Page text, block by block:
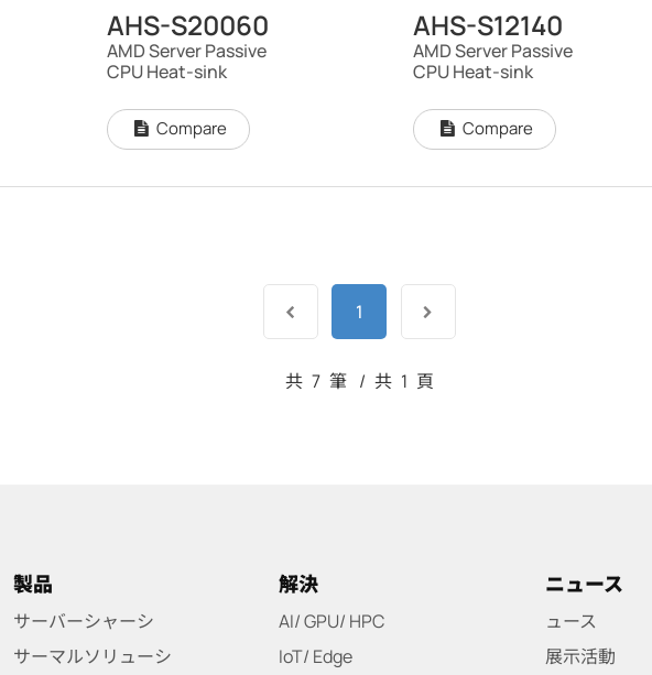
AHS-S20060
AMD Server Passive
CPU Heat-sink
Compare
AHS-S12140
AMD Server Passive
CPU Heat-sink
Compare
1
共 7 筆 / 共 1 頁
製品
サーバーシャーシ
サーマルソリューシ
解決
AI/ GPU/ HPC
IoT/ Edge
ニュース
ュース
展示活動